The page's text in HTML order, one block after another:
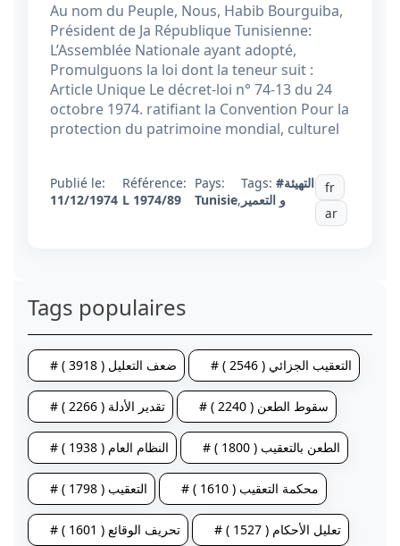
Au nom du Peuple, Nous, Habib Bourguiba,
Président de Ja République Tunisienne:
L’Assemblée Nationale ayant adopté,
Promulguons la loi dont la teneur suit :
Article Unique Le décret-loi n° 74-13 du 24
octobre 1974. ratifiant la Convention Pour la
protection du patrimoine mondial, culturel
Publié le:
11/12/1974
Référence:
L 1974/89
Pays:
Tunisie,
Tags: #التهيئة
و التعمير
fr
ar
Tags populaires
# ضعف التعليل ( 3918 ) # التعقيب الجزائي ( 2546 )
# تقدير الأدلة ( 2266 ) # سقوط الطعن ( 2240 )
# النظام العام ( 1938 ) # الطعن بالتعقيب ( 1800 )
# التعقيب ( 1798 ) # محكمة التعقيب ( 1610 )
# تحريف الوقائع ( 1601 ) # تعليل الأحكام ( 1527 )